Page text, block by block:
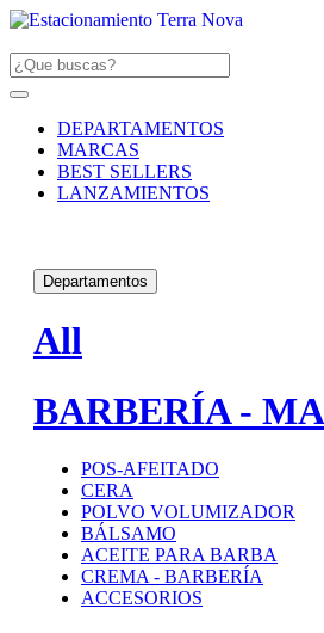
DEPARTAMENTOS
MARCAS
BEST SELLERS
LANZAMIENTOS
Departamentos
All
BARBERÍA -
POS-AFEITADO
CERA
POLVO VOLUMIZADOR
BÁLSAMO
ACEITE PARA BARBA
CREMA - BARBERÍA
ACCESORIOS